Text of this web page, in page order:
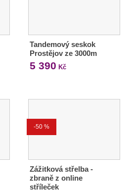
Tandemový seskok
Prostějov ze 3000m
5 390 Kč
-50 %
Zážitková střelba -
zbraně z online
stříleček